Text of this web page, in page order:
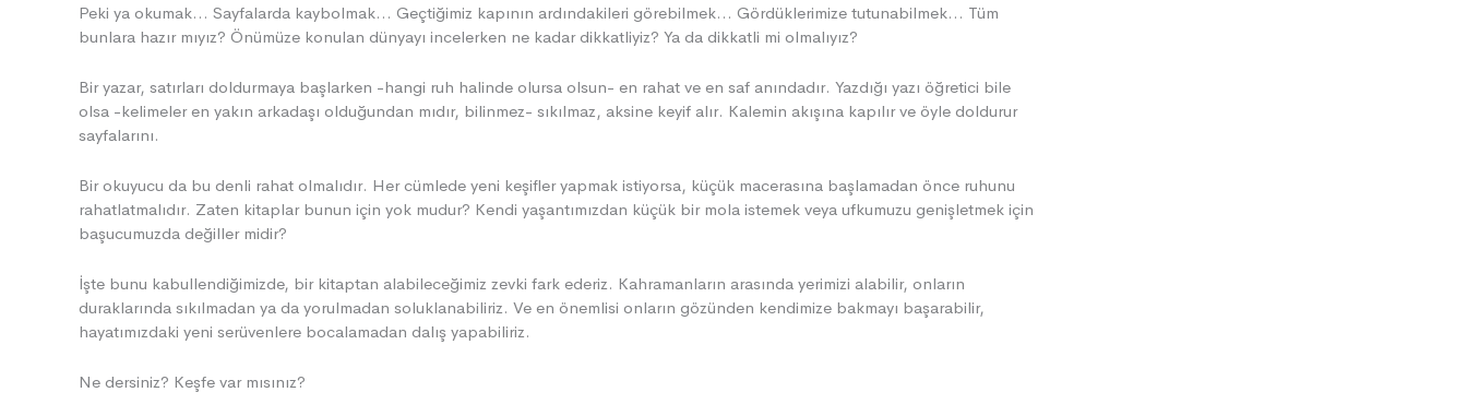
Lace Wigs,
Lace Wigs,
Semi-full Lace Wigs,
Full Lace Wigs,
Human Hair Wigs
lace wigs,
human hair wigs,
hair wigs,
human hair
half wigs
true glory hair
bundles of hair
Peki ya okumak… Sayfalarda kaybolmak… Geçtiğimiz kapının ardındakileri görebilmek… Gördüklerimize tutunabilmek… Tüm
bunlara hazır mıyız? Önümüze konulan dünyayı incelerken ne kadar dikkatliyiz? Ya da dikkatli mi olmalıyız?
Bir yazar, satırları doldurmaya başlarken -hangi ruh halinde olursa olsun- en rahat ve en saf anındadır. Yazdığı yazı öğretici bile
olsa -kelimeler en yakın arkadaşı olduğundan mıdır, bilinmez- sıkılmaz, aksine keyif alır. Kalemin akışına kapılır ve öyle doldurur
sayfalarını.
Bir okuyucu da bu denli rahat olmalıdır. Her cümlede yeni keşifler yapmak istiyorsa, küçük macerasına başlamadan önce ruhunu
rahatlatmalıdır. Zaten kitaplar bunun için yok mudur? Kendi yaşantımızdan küçük bir mola istemek veya ufkumuzu genişletmek için
başucumuzda değiller midir?
İşte bunu kabullendiğimizde, bir kitaptan alabileceğimiz zevki fark ederiz. Kahramanların arasında yerimizi alabilir, onların
duraklarında sıkılmadan ya da yorulmadan soluklanabiliriz. Ve en önemlisi onların gözünden kendimize bakmayı başarabilir,
hayatımızdaki yeni serüvenlere bocalamadan dalış yapabiliriz.
Ne dersiniz? Keşfe var mısınız?